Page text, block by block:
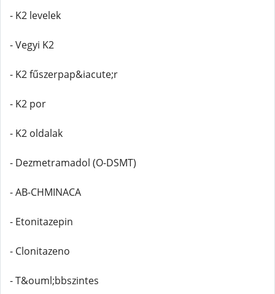
- K2 levelek
- Vegyi K2
- K2 fűszerpap&iacute;r
- K2 por
- K2 oldalak
- Dezmetramadol (O-DSMT)
- AB-CHMINACA
- Etonitazepin
- Clonitazeno
- T&ouml;bbszintes